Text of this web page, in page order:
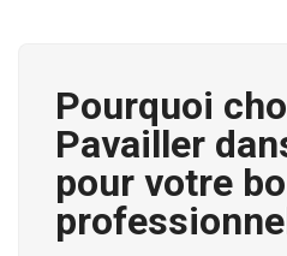
Pourquoi
Pavailler
pour votre